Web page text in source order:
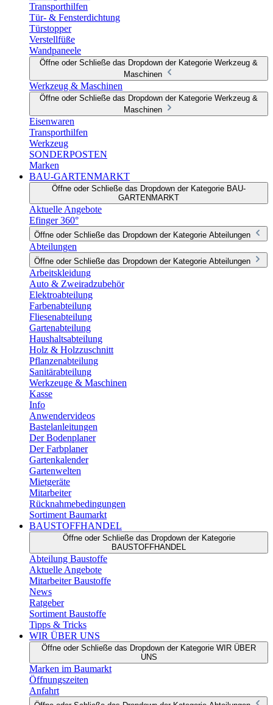
Transporthilfen
Tür- & Fensterdichtung
Türstopper
Verstellfüße
Wandpaneele
Öffne oder Schließe das Dropdown der Kategorie Werkzeug &
Maschinen
Werkzeug & Maschinen
Öffne oder Schließe das Dropdown der Kategorie Werkzeug &
Maschinen
Eisenwaren
Transporthilfen
Werkzeug
SONDERPOSTEN
Marken
BAU-GARTENMARKT
Öffne oder Schließe das Dropdown der Kategorie BAU-
GARTENMARKT
Aktuelle Angebote
Efinger 360°
Öffne oder Schließe das Dropdown der Kategorie Abteilungen
Abteilungen
Öffne oder Schließe das Dropdown der Kategorie Abteilungen
Arbeitskleidung
Auto & Zweiradzubehör
Elektroabteilung
Farbenabteilung
Fliesenabteilung
Gartenabteilung
Haushaltsabteilung
Holz & Holzzuschnitt
Pflanzenabteilung
Sanitärabteilung
Werkzeuge & Maschinen
Kasse
Info
Anwendervideos
Bastelanleitungen
Der Bodenplaner
Der Farbplaner
Gartenkalender
Gartenwelten
Mietgeräte
Mitarbeiter
Rücknahmebedingungen
Sortiment Baumarkt
BAUSTOFFHANDEL
Öffne oder Schließe das Dropdown der Kategorie
BAUSTOFFHANDEL
Abteilung Baustoffe
Aktuelle Angebote
Mitarbeiter Baustoffe
News
Ratgeber
Sortiment Baustoffe
Tipps & Tricks
WIR ÜBER UNS
Öffne oder Schließe das Dropdown der Kategorie WIR ÜBER
UNS
Marken im Baumarkt
Öffnungszeiten
Anfahrt